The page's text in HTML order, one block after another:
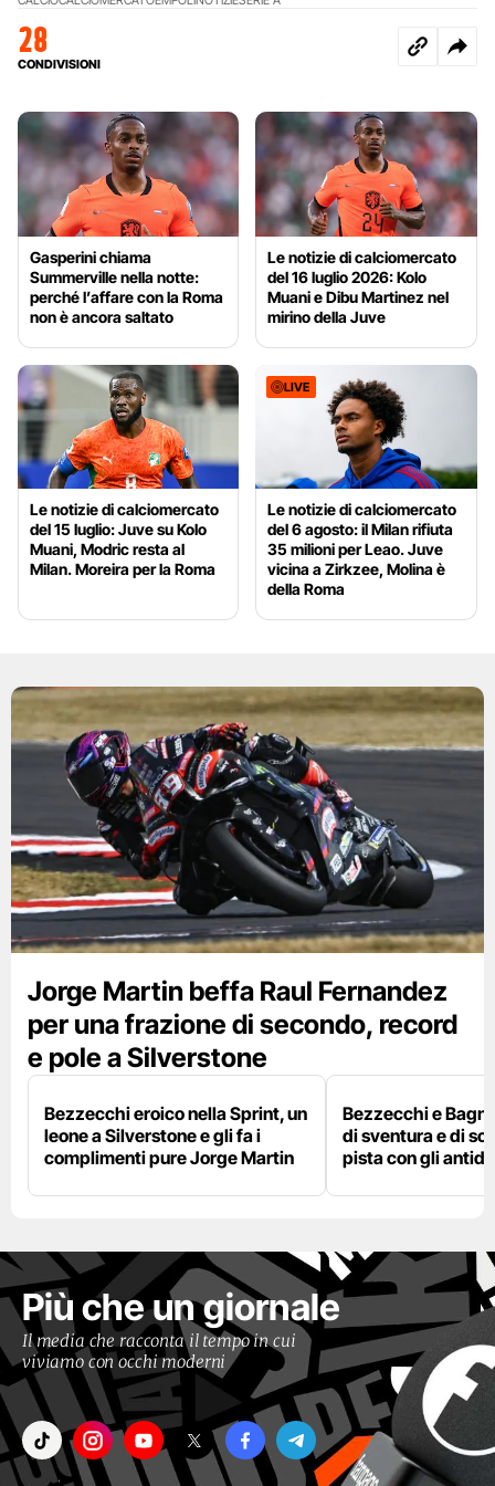
28
CONDIVISIONI
Gasperini chiama
Summerville nella notte:
perché l’affare con la Roma
non è ancora saltato
Le notizie di calciomercato
del 16 luglio 2026: Kolo
Muani e Dibu Martinez nel
mirino della Juve
Le notizie di calciomercato
del 15 luglio: Juve su Kolo
Muani, Modric resta al
Milan. Moreira per la Roma
LIVE
Le notizie di calciomercato
del 6 agosto: il Milan rifiuta
35 milioni per Leao. Juve
vicina a Zirkzee, Molina è
della Roma
Jorge Martin beffa Raul Fernandez
per una frazione di secondo, record
e pole a Silverstone
Bezzecchi eroico nella Sprint, un
leone a Silverstone e gli fa i
complimenti pure Jorge Martin
Bezzecchi e
di sventura e di
pista con gli
Più che un giornale
Il media che racconta il tempo in cui
viviamo con occhi moderni